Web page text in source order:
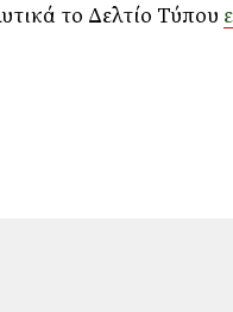
το Δελτίο Τύπου